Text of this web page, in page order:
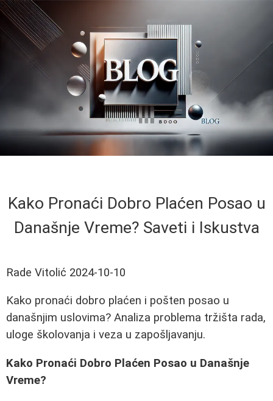
Kako Pronaći Dobro Plaćen Posao u
Današnje Vreme? Saveti i Iskustva
Rade Vitolić 2024-10-10
Kako pronaći dobro plaćen i pošten posao u
današnjim uslovima? Analiza problema tržišta rada,
uloge školovanja i veza u zapošljavanju.
Kako Pronaći Dobro Plaćen Posao u Današnje
Vreme?